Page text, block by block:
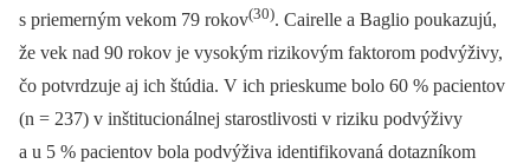
s priemerným vekom 79 rokov(30). Cairelle a Baglio poukazujú,
že vek nad 90 rokov je vysokým rizikovým faktorom podvýživy,
čo potvrdzuje aj ich štúdia. V ich prieskume bolo 60 % pacientov
(n = 237) v inštitucionálnej starostlivosti v riziku podvýživy
a u 5 % pacientov bola podvýživa identifikovaná dotazníkom